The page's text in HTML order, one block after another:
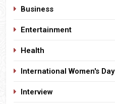
Business
Entertainment
Health
International Women's Day
Interview